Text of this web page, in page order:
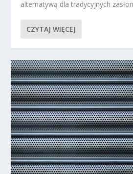
alternatywą dla tradycyjnych
CZYTAJ WIĘCEJ